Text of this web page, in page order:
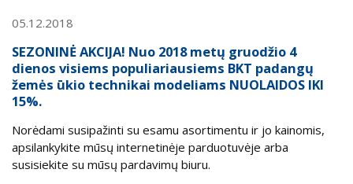
05.12.2018
SEZONINĖ AKCIJA! Nuo 2018 metų gruodžio 4
dienos visiems populiariausiems BKT padangų
žemės ūkio technikai modeliams NUOLAIDOS IKI
15%.
Norėdami susipažinti su esamu asortimentu ir jo kainomis,
apsilankykite mūsų internetinėje parduotuvėje arba
susisiekite su mūsų pardavimų biuru.